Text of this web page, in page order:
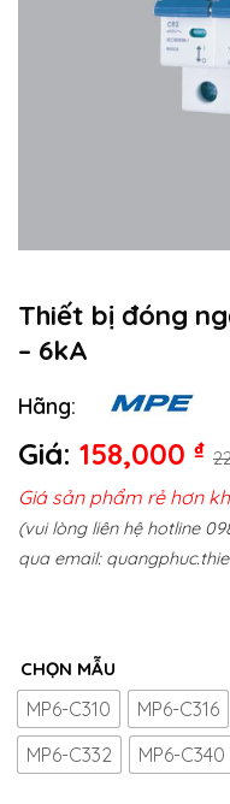
Thiết bị đóng
– 6kA
Giá: 158,000 ₫
Hãng:
Giá sản phẩm rẻ hơn
(vui lòng liên hệ hotline
qua email:
CHỌN MẪU
MP6-C310 MP6-C316
MP6-C332
MP6-C340